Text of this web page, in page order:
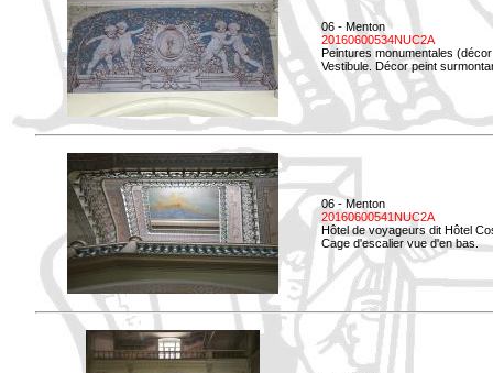
06 - Menton
20160600534NUC2A
Peintures monumentales
Vestibule. Décor peint
06 - Menton
20160600541NUC2A
Hôtel de voyageurs dit Hôtel
Cage d'escalier vue d'en bas.